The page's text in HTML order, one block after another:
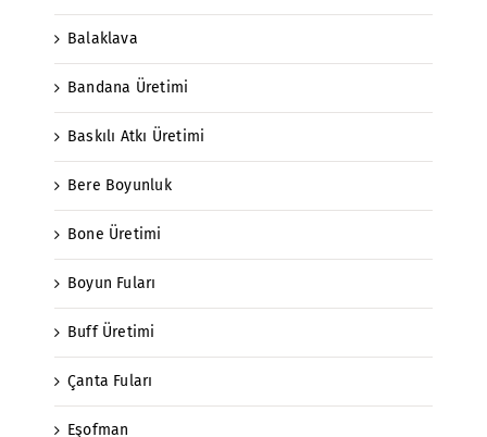
Balaklava
Bandana Üretimi
Baskılı Atkı Üretimi
Bere Boyunluk
Bone Üretimi
Boyun Fuları
Buff Üretimi
Çanta Fuları
Eşofman